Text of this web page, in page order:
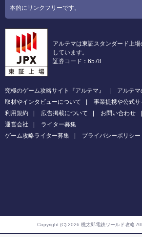
本的にリンクフリーです。
アルテマは東証スタンダード上
しています。
証券コード：6578
究極のゲーム攻略サイト『アルテマ』
アルテ
取材やインタビューについて
事業提携や公式
利用規約
広告掲載について お問い合わせ
運営会社
ライター募集
ゲーム攻略ライター募集
プライバシーポリシー
Copyright (C) 2026 桃太郎電鉄ワールド攻略